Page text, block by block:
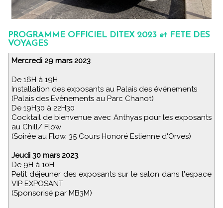
PROGRAMME OFFICIEL DITEX 2023 et FETE DES
VOYAGES
Mercredi 29 mars 2023
De 16H à 19H
Installation des exposants au Palais des événements
(Palais des Evènements au Parc Chanot)
De 19H30 à 22H30
Cocktail de bienvenue avec Anthyas pour les exposants
au Chill/ Flow
(Soirée au Flow, 35 Cours Honoré Estienne d'Orves)
Jeudi 30 mars 2023:
De 9H à 10H
Petit déjeuner des exposants sur le salon dans l'espace
VIP EXPOSANT
(Sponsorisé par MB3M)